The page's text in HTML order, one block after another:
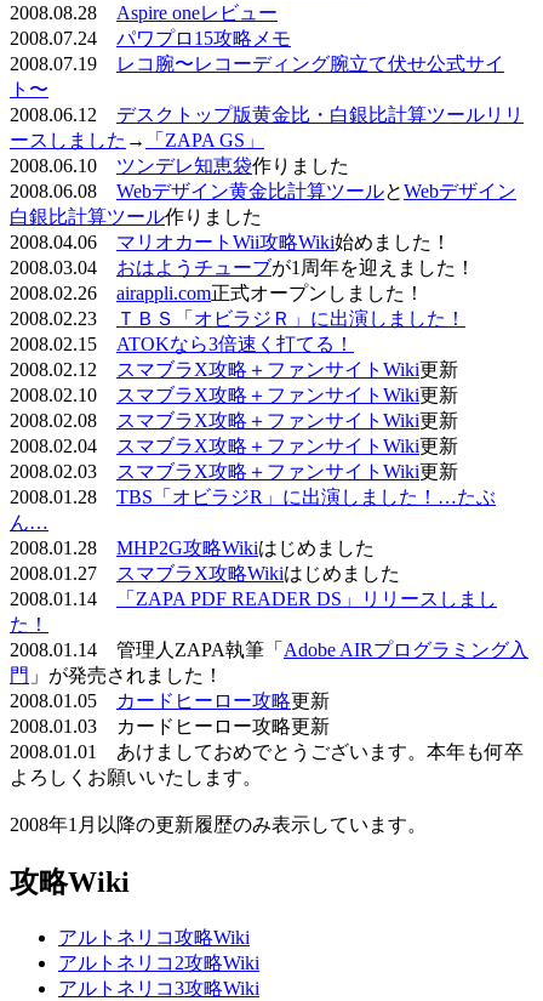
2008.08.28 Aspire oneレビュー
2008.07.24 パワプロ15攻略メモ
2008.07.19
レコ腕〜レコーディング腕立て伏せ公式サイ
ト〜
2008.06.12 デスクトップ版黄金比・白銀比計算ツールリリ
ースしました →
「ZAPA GS」
2008.06.10 ツンデレ知恵袋作りました
2008.06.08 Webデザイン黄金比計算ツールとWebデザイン
白銀比計算ツール作りました
2008.04.06 マリオカートWii攻略Wiki始めました！
2008.03.04 おはようチューブが1周年を迎えました！
2008.02.26 airappli.com正式オープンしました！
2008.02.23
ＴＢＳ「オビラジＲ」に出演しました！
2008.02.15 ATOKなら3倍速く打てる！
2008.02.12
スマブラX攻略＋ファンサイトWiki更新
2008.02.10
スマブラX攻略＋ファンサイトWiki更新
2008.02.08
スマブラX攻略＋ファンサイトWiki更新
2008.02.04
スマブラX攻略＋ファンサイトWiki更新
2008.02.03
スマブラX攻略＋ファンサイトWiki更新
2008.01.28 TBS「オビラジR」に出演しました！…たぶ
ん…
2008.01.28 MHP2G攻略Wikiはじめました
2008.01.27
スマブラX攻略Wikiはじめました
2008.01.14
「ZAPA PDF READER DS」リリースしまし
た！
2008.01.14 管理人ZAPA執筆「 Adobe AIRプログラミング入
門 」が発売されました！
2008.01.05
カードヒーロー攻略更新
2008.01.03 カードヒーロー攻略更新
2008.01.01 あけましておめでとうございます。本年も何卒
よろしくお願いいたします。
2008年1月以降の更新履歴のみ表示しています。
攻略Wiki
アルトネリコ攻略Wiki
アルトネリコ2攻略Wiki
アルトネリコ3攻略Wiki